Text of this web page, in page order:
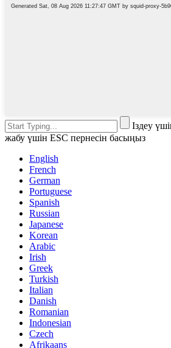
Іздеу
жабу үшін ESC пернесін басыңыз
English
French
German
Portuguese
Spanish
Russian
Japanese
Korean
Arabic
Irish
Greek
Turkish
Italian
Danish
Romanian
Indonesian
Czech
Afrikaans